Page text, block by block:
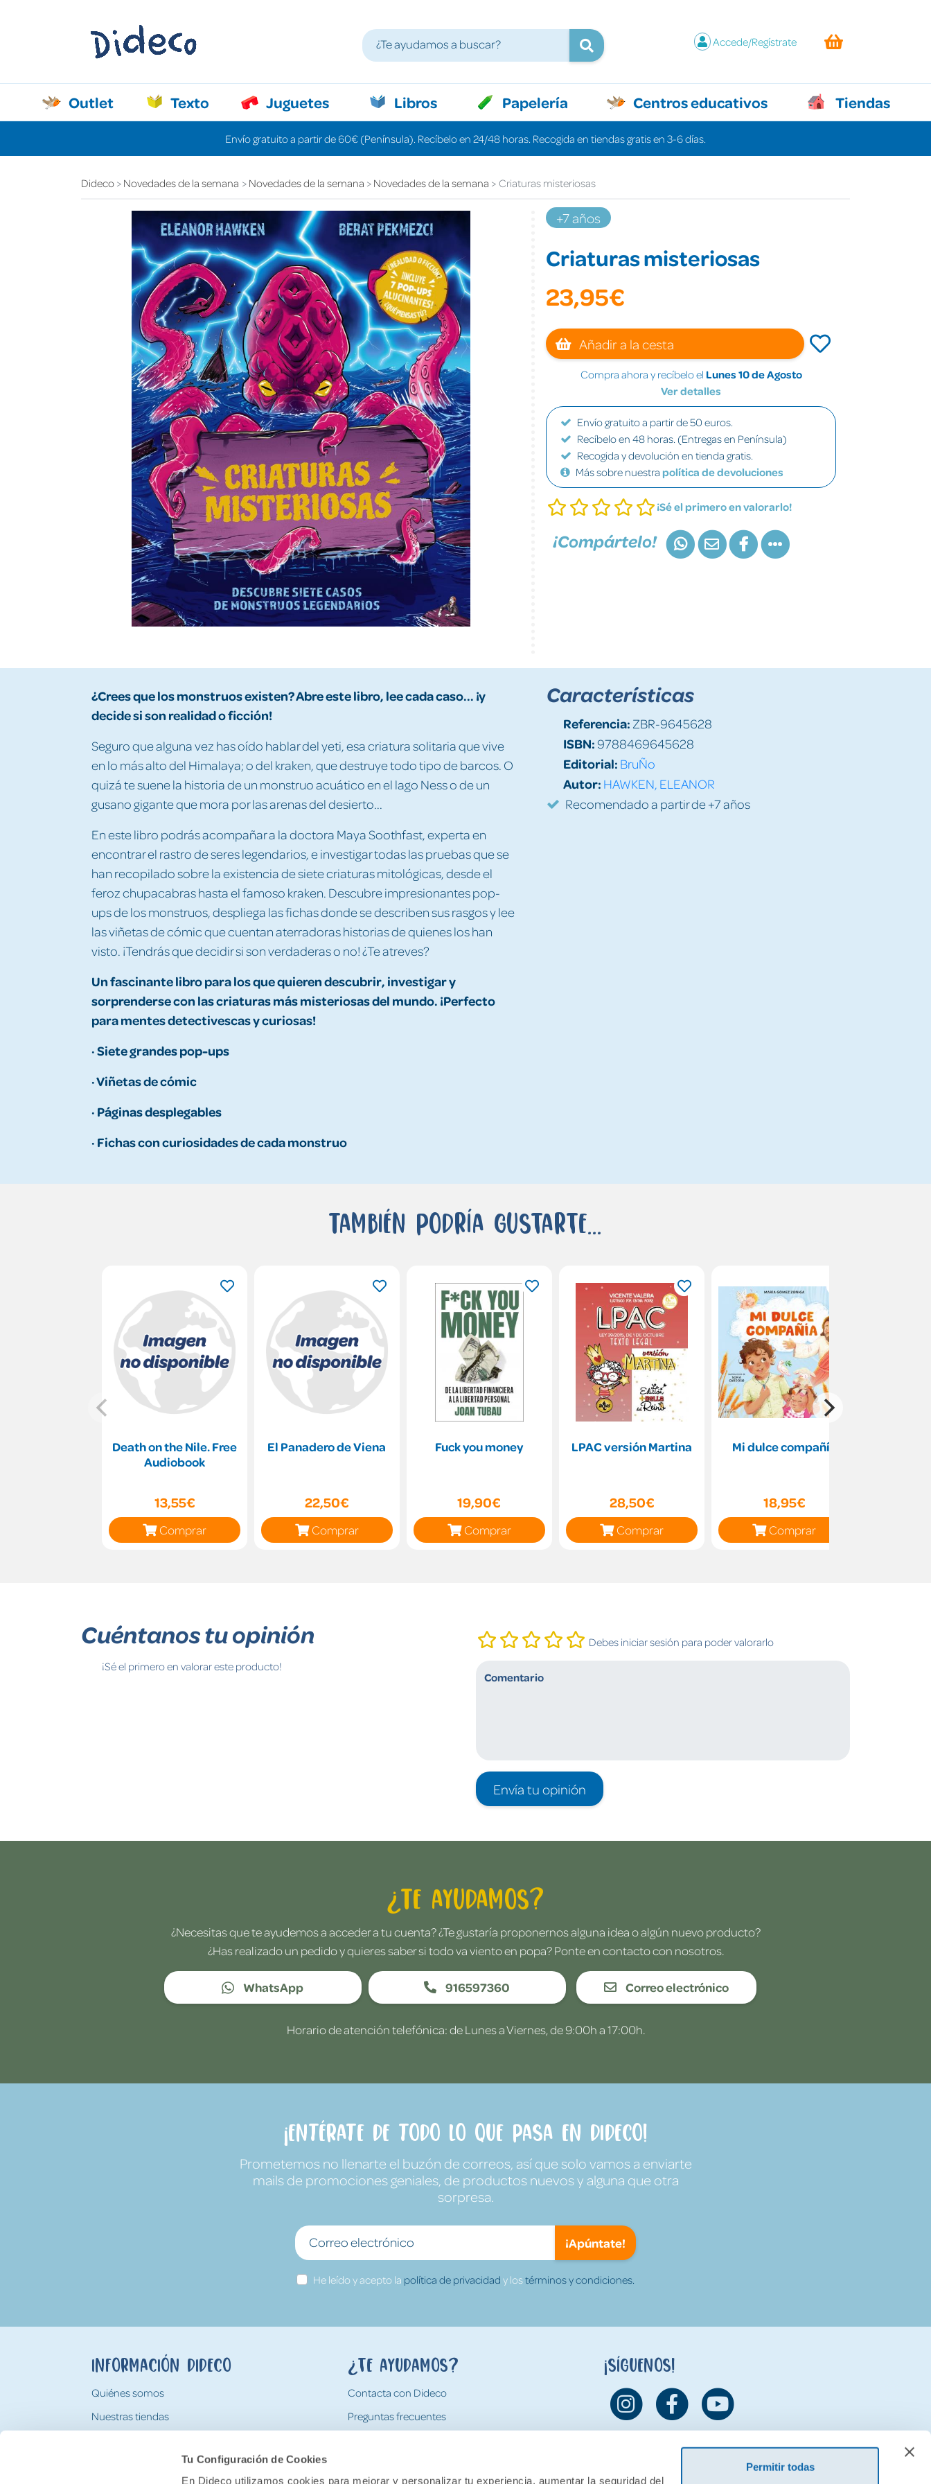
Tu Configuración de Cookies
En Dideco utilizamos cookies para mejorar y personalizar tu experiencia, aumentar la seguridad del
Permitir todas
Accede/Regístrate
Outlet Texto Juguetes Libros Papelería Centros educativos Tiendas
Envío gratuito a partir de 60€ (Península). Recíbelo en 24/48 horas. Recogida en tiendas gratis en 3-6 días.
Dideco Novedades de la semana Novedades de la semana Novedades de la semana Criaturas misteriosas
+7 años
Criaturas misteriosas
23,95€
Añadir a la cesta
Compra ahora y recíbelo el Lunes 10 de Agosto
Ver detalles
Envío gratuito a partir de 50 euros.
Recíbelo en 48 horas. (Entregas en Península)
Recogida y devolución en tienda gratis.
Más sobre nuestra política de devoluciones
¡Sé el primero en valorarlo!
¡Compártelo!
¿Crees que los monstruos existen? Abre este libro, lee cada caso... ¡y
decide si son realidad o ficción!
Seguro que alguna vez has oído hablar del yeti, esa criatura solitaria que vive
en lo más alto del Himalaya; o del kraken, que destruye todo tipo de barcos. O
quizá te suene la historia de un monstruo acuático en el lago Ness o de un
gusano gigante que mora por las arenas del desierto...
En este libro podrás acompañar a la doctora Maya Soothfast, experta en
encontrar el rastro de seres legendarios, e investigar todas las pruebas que se
han recopilado sobre la existencia de siete criaturas mitológicas, desde el
feroz chupacabras hasta el famoso kraken. Descubre impresionantes pop-
ups de los monstruos, despliega las fichas donde se describen sus rasgos y lee
las viñetas de cómic que cuentan aterradoras historias de quienes los han
visto. ¡Tendrás que decidir si son verdaderas o no! ¿Te atreves?
Un fascinante libro para los que quieren descubrir, investigar y
sorprenderse con las criaturas más misteriosas del mundo. ¡Perfecto
para mentes detectivescas y curiosas!
· Siete grandes pop-ups
· Viñetas de cómic
· Páginas desplegables
· Fichas con curiosidades de cada monstruo
Características
Referencia: ZBR-9645628
ISBN:9788469645628
Editorial: BruÑo
Autor: HAWKEN, ELEANOR
Recomendado a partir de +7 años
También podría gustarte...
Death on the Nile. Free
Audiobook
13,55€
Comprar
El Panadero de Viena
22,50€
Comprar
Fuck you money
19,90€
Comprar
LPAC versión Martina
28,50€
Comprar
Mi dulce compañía
18,95€
Comprar
Cuéntanos tu opinión
¡Sé el primero en valorar este producto!
Debes iniciar sesión para poder valorarlo
Envía tu opinión
¿Te ayudamos?
¿Necesitas que te ayudemos a acceder a tu cuenta? ¿Te gustaría proponernos alguna idea o algún nuevo producto?
¿Has realizado un pedido y quieres saber si todo va viento en popa? Ponte en contacto con nosotros.
WhatsApp 916597360 Correo electrónico
Horario de atención telefónica: de Lunes a Viernes, de 9:00h a 17:00h.
¡Entérate de todo lo que pasa en Dideco!
Prometemos no llenarte el buzón de correos, así que solo vamos a enviarte
mails de promociones geniales, de productos nuevos y alguna que otra
sorpresa.
¡Apúntate!
He leído y acepto la política de privacidad y lostérminos y condiciones.
Información Dideco
Quiénes somos
Nuestras tiendas
Tarjeta Regalo Dideco
¿Te ayudamos?
Contacta con Dideco
Preguntas frecuentes
¡Síguenos!